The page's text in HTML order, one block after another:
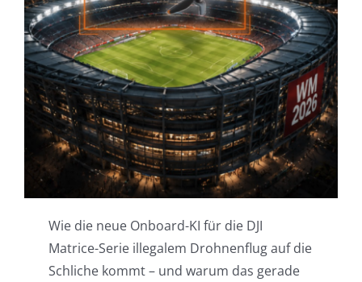
Einsatzgebiete
Karriere
News
Wie die neue Onboard-KI für die DJI
Matrice-Serie illegalem Drohnenflug auf die
Schliche kommt – und warum das gerade